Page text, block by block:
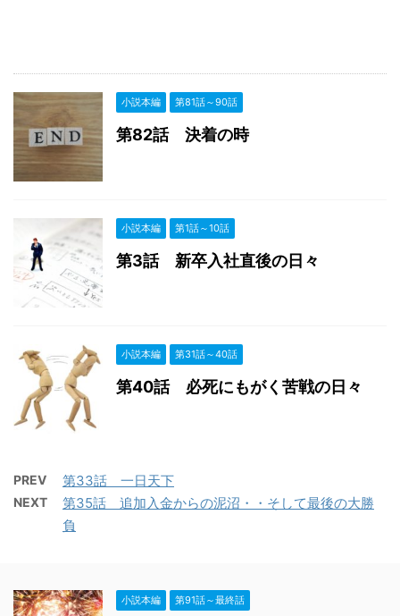
小説本編 第81話～90話
第82話 決着の時
小説本編 第1話～10話
第3話 新卒入社直後の日々
小説本編 第31話～40話
第40話 必死にもがく苦戦の日々
PREV 第33話 一日天下
NEXT
第35話 追加入金からの泥沼・・そして最後の大勝
負
小説本編 第91話～最終話